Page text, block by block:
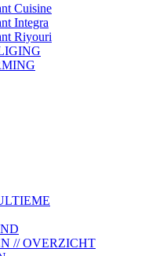
Cuisine
Integra
Riyouri
// OVERZICHT